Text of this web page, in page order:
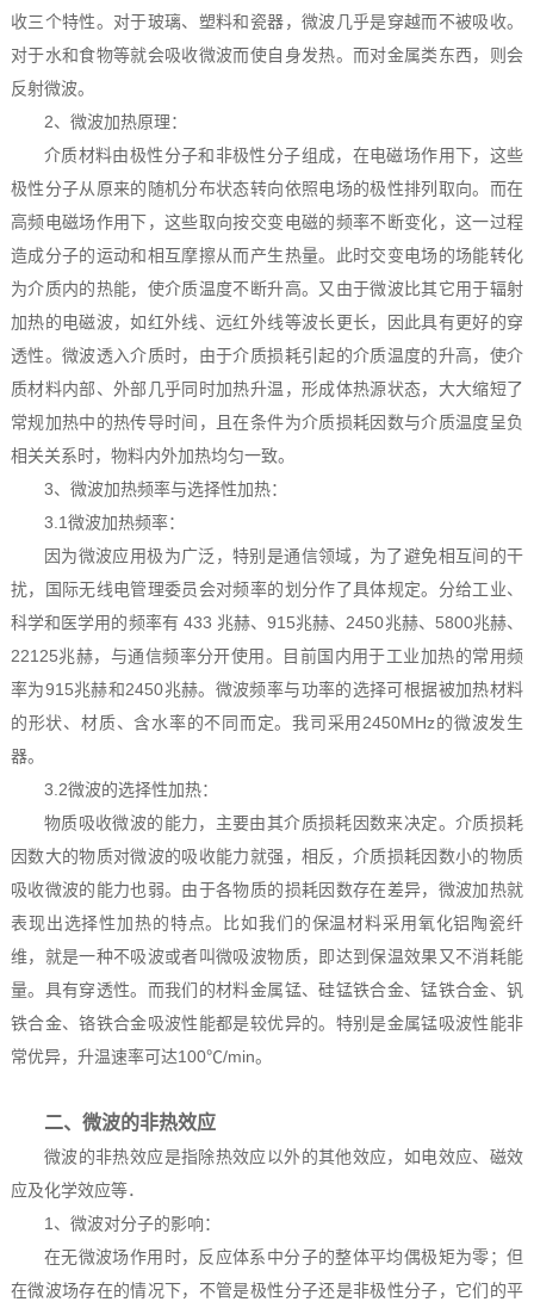
收三个特性。对于玻璃、塑料和瓷器，微波几乎是穿越而不被吸收。
对于水和食物等就会吸收微波而使自身发热。而对金属类东西，则会
反射微波。
2、微波加热原理：
介质材料由极性分子和非极性分子组成，在电磁场作用下，这些
极性分子从原来的随机分布状态转向依照电场的极性排列取向。而在
高频电磁场作用下，这些取向按交变电磁的频率不断变化，这一过程
造成分子的运动和相互摩擦从而产生热量。此时交变电场的场能转化
为介质内的热能，使介质温度不断升高。又由于微波比其它用于辐射
加热的电磁波，如红外线、远红外线等波长更长，因此具有更好的穿
透性。微波透入介质时，由于介质损耗引起的介质温度的升高，使介
质材料内部、外部几乎同时加热升温，形成体热源状态，大大缩短了
常规加热中的热传导时间，且在条件为介质损耗因数与介质温度呈负
相关关系时，物料内外加热均匀一致。
3、微波加热频率与选择性加热：
3.1微波加热频率：
因为微波应用极为广泛，特别是通信领域，为了避免相互间的干
扰，国际无线电管理委员会对频率的划分作了具体规定。分给工业、
科学和医学用的频率有 433 兆赫、915兆赫、2450兆赫、5800兆赫、
22125兆赫，与通信频率分开使用。目前国内用于工业加热的常用频
率为915兆赫和2450兆赫。微波频率与功率的选择可根据被加热材料
的形状、材质、含水率的不同而定。我司采用2450MHz的微波发生
器。
3.2微波的选择性加热：
物质吸收微波的能力，主要由其介质损耗因数来决定。介质损耗
因数大的物质对微波的吸收能力就强，相反，介质损耗因数小的物质
吸收微波的能力也弱。由于各物质的损耗因数存在差异，微波加热就
表现出选择性加热的特点。比如我们的保温材料采用氧化铝陶瓷纤
维，就是一种不吸波或者叫微吸波物质，即达到保温效果又不消耗能
量。具有穿透性。而我们的材料金属锰、硅锰铁合金、锰铁合金、钒
铁合金、铬铁合金吸波性能都是较优异的。特别是金属锰吸波性能非
常优异，升温速率可达100℃/min。
二、微波的非热效应
微波的非热效应是指除热效应以外的其他效应，如电效应、磁效
应及化学效应等．
1、微波对分子的影响：
在无微波场作用时，反应体系中分子的整体平均偶极矩为零；但
在微波场存在的情况下，不管是极性分子还是非极性分子，它们的平